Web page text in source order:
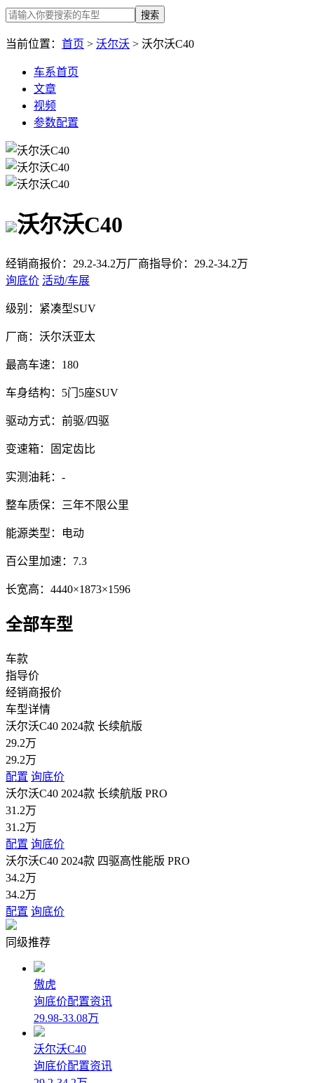
搜索
当前位置： 首页 > 沃尔沃 > 沃尔沃C40
车系首页
文章
视频
参数配置
沃尔沃C40
经销商报价： 29.2-34.2万厂商指导价： 29.2-34.2万
询底价 活动/车展
级别： 紧凑型SUV
厂商： 沃尔沃亚太
最高车速： 180
车身结构： 5门5座SUV
驱动方式： 前驱/四驱
变速箱： 固定齿比
实测油耗： -
整车质保： 三年不限公里
能源类型： 电动
百公里加速： 7.3
长宽高： 4440×1873×1596
全部车型
车款
指导价
经销商报价
车型详情
沃尔沃C40 2024款 长续航版
29.2万
29.2万
配置 询底价
沃尔沃C40 2024款 长续航版 PRO
31.2万
31.2万
配置 询底价
沃尔沃C40 2024款 四驱高性能版 PRO
34.2万
34.2万
配置 询底价
同级推荐
傲虎
询底价配置资讯
29.98-33.08万
沃尔沃C40
询底价配置资讯